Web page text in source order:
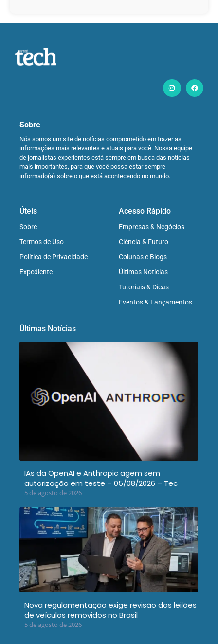
Sobre
Nós somos um site de notícias comprometido em trazer as
informações mais relevantes e atuais para você. Nossa equipe
de jornalistas experientes está sempre em busca das notícias
mais importantes, para que você possa estar sempre
informado(a) sobre o que está acontecendo no mundo.
Úteis
Sobre
Termos de Uso
Política de Privacidade
Expediente
Acesso Rápido
Empresas & Negócios
Ciência & Futuro
Colunas e Blogs
Últimas Notícias
Tutoriais & Dicas
Eventos & Lançamentos
Últimas Notícias
IAs da OpenAI e Anthropic agem sem
autorização em teste – 05/08/2026 – Tec
5 de agosto de 2026
Nova regulamentação exige revisão dos leilões
de veículos removidos no Brasil
5 de agosto de 2026